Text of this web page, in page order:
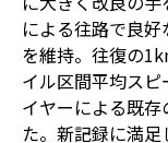
による往路で良
を維持。往復の
イル区間平均ス
イヤーによる既
た。新記録に満